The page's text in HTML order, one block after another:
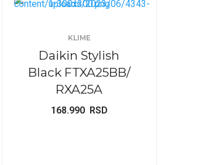
KLIME
Daikin Stylish
Black FTXA25BB/
RXA25A
168.990 RSD